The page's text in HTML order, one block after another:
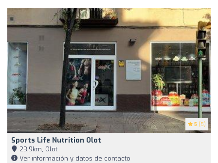
5 (5)
Sports Life Nutrition Olot
23,9km, Olot
Ver información y datos de contacto